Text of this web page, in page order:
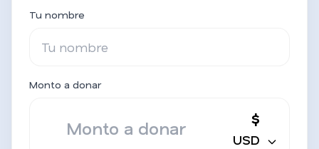
Tu nombre
Monto a donar
$
USD